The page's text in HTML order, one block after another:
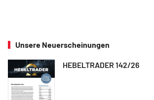
Unsere Neuerscheinungen
HEBELTRADER 142/26